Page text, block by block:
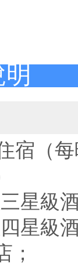
宿（
星級
星級
；